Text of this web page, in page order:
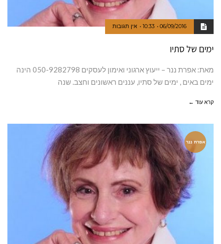
06/09/2016
10:33 אין תגובות
ימים של סתיו
מאת: אפרת ננר – ייעוץ ארגוני ואימון לעסקים 050-9282798 הינה
ימים באים , ימים של סתיו, עננים ראשונים וחצב. שנה
קרא עוד ←
אפרת ננר